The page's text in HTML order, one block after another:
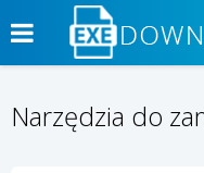
Narzędzia do